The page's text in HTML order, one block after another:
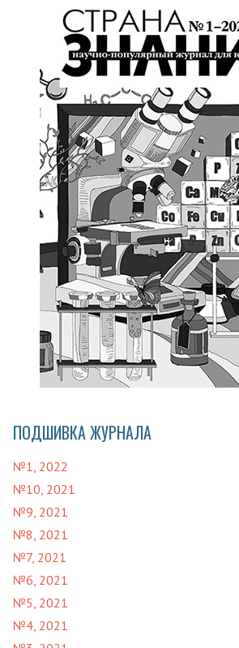
ПОДШИВКА ЖУРНАЛА
№1, 2022
№10, 2021
№9, 2021
№8, 2021
№7, 2021
№6, 2021
№5, 2021
№4, 2021